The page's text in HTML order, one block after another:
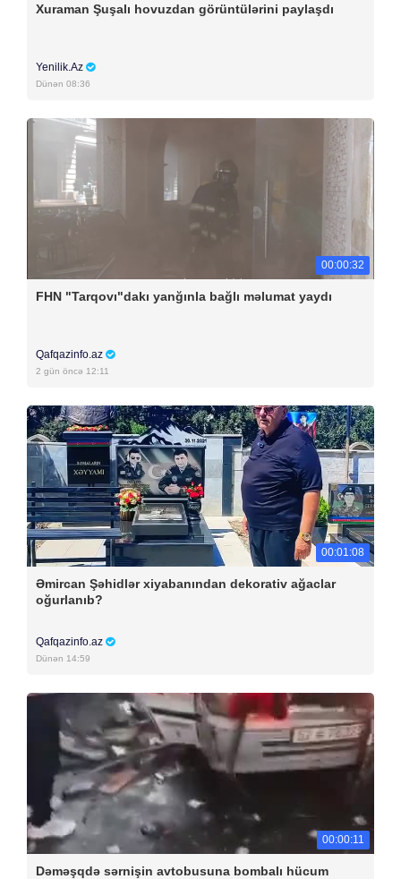
Xuraman Şuşalı hovuzdan görüntülərini paylaşdı
Yenilik.Az
Dünən 08:36
00:00:32
FHN "Tarqovı"dakı yanğınla bağlı məlumat yaydı
Qafqazinfo.az
2 gün öncə 12:11
00:01:08
Əmircan Şəhidlər xiyabanından dekorativ ağaclar
oğurlanıb?
Qafqazinfo.az
Dünən 14:59
00:00:11
Dəməşqdə sərnişin avtobusuna bombalı hücum